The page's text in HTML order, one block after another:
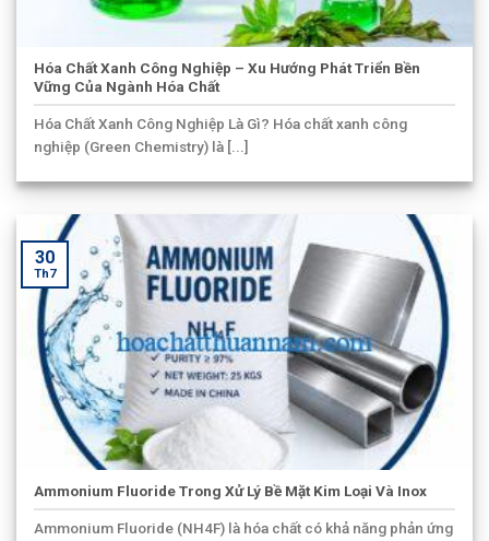
Hóa Chất Xanh Công Nghiệp – Xu Hướng Phát Triển Bền
Vững Của Ngành Hóa Chất
Hóa Chất Xanh Công Nghiệp Là Gì? Hóa chất xanh công
nghiệp (Green Chemistry) là [...]
Ammonium Fluoride Trong Xử Lý Bề Mặt Kim Loại Và Inox
Ammonium Fluoride (NH4F) là hóa chất có khả năng phản ứng
30
Th7